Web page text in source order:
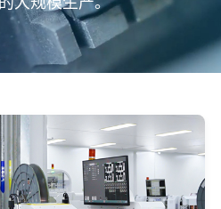
英文
语言